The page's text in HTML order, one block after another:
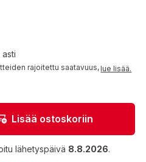
asti
rajoitettu saatavuus,lue lisää.
Lisää ostoskoriin
lähetyspäivä 8.8.2026.